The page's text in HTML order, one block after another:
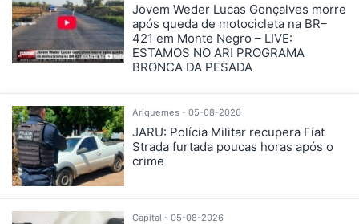
Jovem Weder Lucas Gonçalves morre
após queda de motocicleta na BR–
421 em Monte Negro – LIVE:
ESTAMOS NO AR! PROGRAMA
BRONCA DA PESADA
Ariquemes - 05-08-2026
JARU: Polícia Militar recupera Fiat
Strada furtada poucas horas após o
crime
Capital - 05-08-2026